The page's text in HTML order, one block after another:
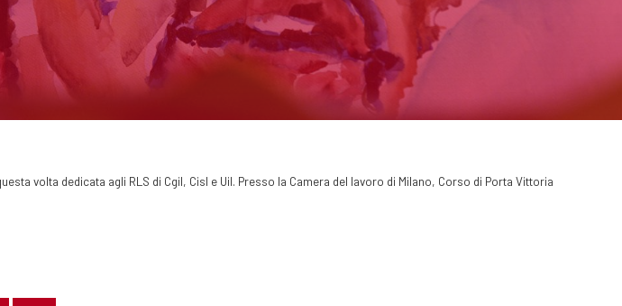
volta dedicata agli RLS di Cgil, Cisl e Uil. Presso la Camera del lavoro di Milano, Corso di Porta Vittoria